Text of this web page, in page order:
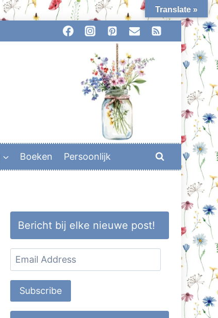
Boeken Persoonlijk
Bericht bij elke nieuwe post!
Email
Address
Subscribe
Translate »